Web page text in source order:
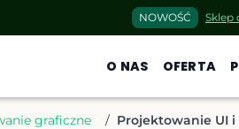
NOWOŚĆ Sklep
O NAS OFERTA
graficzne / Projektowanie UI i